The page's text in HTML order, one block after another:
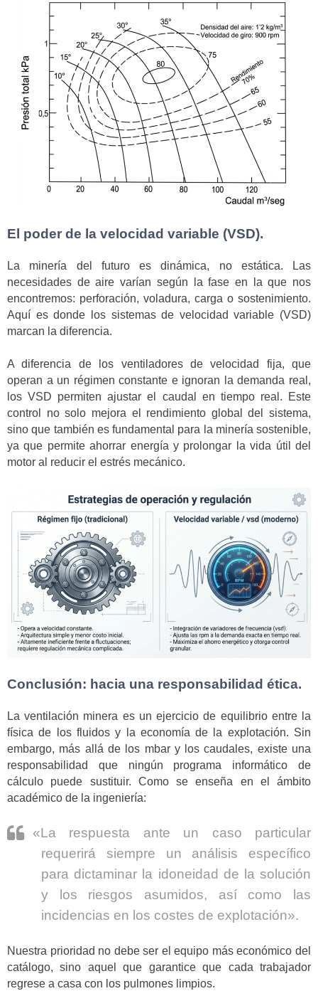
El poder de la velocidad variable (VSD).
La minería del futuro es dinámica, no estática. Las
necesidades de aire varían según la fase en la que nos
encontremos: perforación, voladura, carga o sostenimiento.
Aquí es donde los sistemas de velocidad variable (VSD)
marcan la diferencia.
A diferencia de los ventiladores de velocidad fija, que
operan a un régimen constante e ignoran la demanda real,
los VSD permiten ajustar el caudal en tiempo real. Este
control no solo mejora el rendimiento global del sistema,
sino que también es fundamental para la minería sostenible,
ya que permite ahorrar energía y prolongar la vida útil del
motor al reducir el estrés mecánico.
Conclusión: hacia una responsabilidad ética.
La ventilación minera es un ejercicio de equilibrio entre la
física de los fluidos y la economía de la explotación. Sin
embargo, más allá de los mbar y los caudales, existe una
responsabilidad que ningún programa informático de
cálculo puede sustituir. Como se enseña en el ámbito
académico de la ingeniería:
«La respuesta ante un caso particular
requerirá siempre un análisis específico
para dictaminar la idoneidad de la solución
y los riesgos asumidos, así como las
incidencias en los costes de explotación».
Nuestra prioridad no debe ser el equipo más económico del
catálogo, sino aquel que garantice que cada trabajador
regrese a casa con los pulmones limpios.